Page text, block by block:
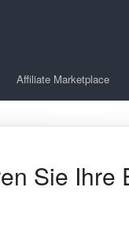
Affiliate Marketplace
Sie Ihre